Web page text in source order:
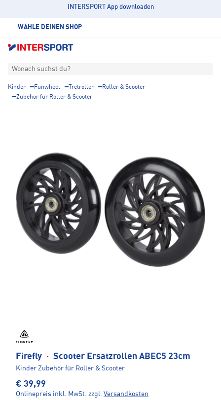
INTERSPORT App downloaden
WÄHLE DEINEN SHOP
Wonach suchst du?
Kinder Funwheel Tretroller
Roller & Scooter
Zubehör für Roller & Scooter
Firefly · Scooter Ersatzrollen ABEC5 23cm
Kinder Zubehör für Roller & Scooter
€ 39,99
Onlinepreis inkl. MwSt. zzgl. Versandkosten